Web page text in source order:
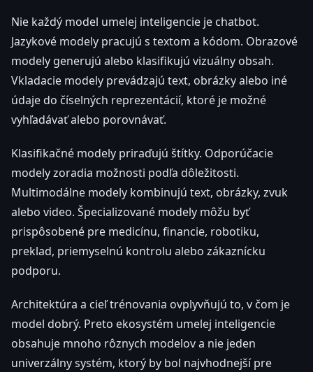
Nie každý model umelej inteligencie je chatbot.
Jazykové modely pracujú s textom a kódom. Obrazové
modely generujú alebo klasifikujú vizuálny obsah.
Vkladacie modely prevádzajú text, obrázky alebo iné
údaje do číselných reprezentácií, ktoré je možné
vyhľadávať alebo porovnávať.
Klasifikačné modely priraďujú štítky. Odporúčacie
modely zoradia možnosti podľa dôležitosti.
Multimodálne modely kombinujú text, obrázky, zvuk
alebo video. Špecializované modely môžu byť
prispôsobené pre medicínu, financie, robotiku,
preklad, priemyselnú kontrolu alebo zákaznícku
podporu.
Architektúra a cieľ trénovania ovplyvňujú to, v čom je
model dobrý. Preto ekosystém umelej inteligencie
obsahuje mnoho rôznych modelov a nie jeden
univerzálny systém, ktorý by bol najvhodnejší pre